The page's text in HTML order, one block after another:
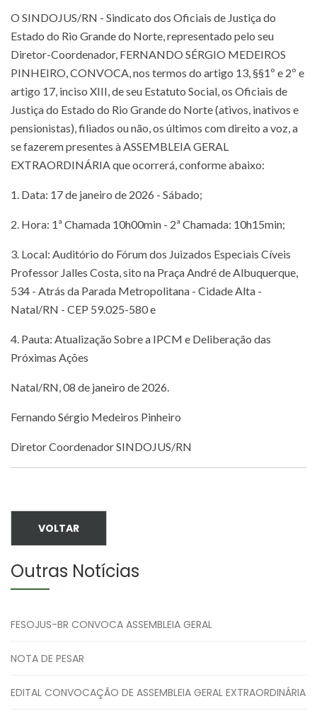
O SINDOJUS/RN - Sindicato dos Oficiais de Justiça do
Estado do Rio Grande do Norte, representado pelo seu
Diretor-Coordenador, FERNANDO SÉRGIO MEDEIROS
PINHEIRO, CONVOCA, nos termos do artigo 13, §§1º e 2º e
artigo 17, inciso XIII, de seu Estatuto Social, os Oficiais de
Justiça do Estado do Rio Grande do Norte (ativos, inativos e
pensionistas), filiados ou não, os últimos com direito a voz, a
se fazerem presentes à ASSEMBLEIA GERAL
EXTRAORDINÁRIA que ocorrerá, conforme abaixo:
1. Data: 17 de janeiro de 2026 - Sábado;
2. Hora: 1ª Chamada 10h00min - 2ª Chamada: 10h15min;
3. Local: Auditório do Fórum dos Juizados Especiais Cíveis
Professor Jalles Costa, sito na Praça André de Albuquerque,
534 - Atrás da Parada Metropolitana - Cidade Alta -
Natal/RN - CEP 59.025-580 e
4. Pauta: Atualização Sobre a IPCM e Deliberação das
Próximas Ações
Natal/RN, 08 de janeiro de 2026.
Fernando Sérgio Medeiros Pinheiro
Diretor Coordenador SINDOJUS/RN
VOLTAR
Outras Notícias
FESOJUS-BR CONVOCA ASSEMBLEIA GERAL
NOTA DE PESAR
EDITAL CONVOCAÇÃO DE ASSEMBLEIA GERAL EXTRAORDINÁRIA